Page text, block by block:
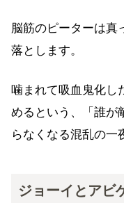
脳筋のピーターは真
落とします。
噛まれて吸血鬼化し
めるという、「誰が
らなくなる混乱の一
ジョーイとアビ